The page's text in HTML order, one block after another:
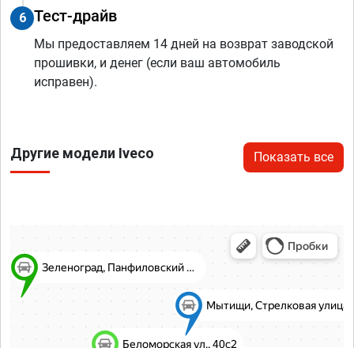
6 Тест-драйв
Мы предоставляем 14 дней на возврат заводской
прошивки, и денег (если ваш автомобиль
исправен).
Другие модели Iveco Показать все